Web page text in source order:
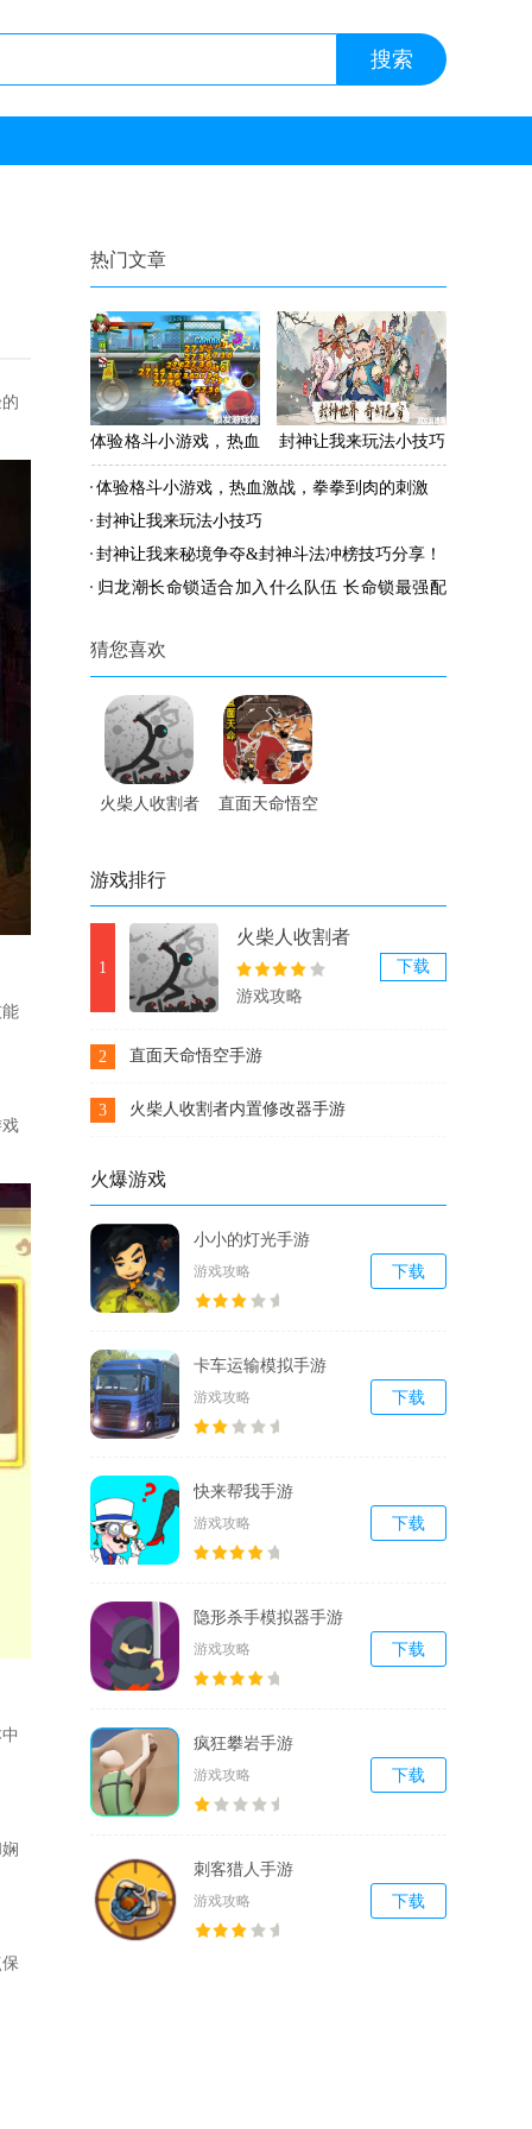
热门文章
体验格斗小游戏，热血
激战，拳拳到肉的刺激
封神让我来玩法小技巧
体验格斗小游戏，热血激战，拳拳到肉的刺激
封神让我来玩法小技巧
封神让我来秘境争夺&封神斗法冲榜技巧分享！
归龙潮长命锁适合加入什么队伍 长命锁最强配
猜您喜欢
火柴人收割者
直面天命悟空
游戏排行
1
火柴人收割者
内置修改器手
游
游戏攻略
下载
2 直面天命悟空手游
3 火柴人收割者内置修改器手游
火爆游戏
小小的灯光手游
游戏攻略 下载
卡车运输模拟手游
游戏攻略 下载
快来帮我手游
游戏攻略 下载
隐形杀手模拟器手游
游戏攻略 下载
疯狂攀岩手游
游戏攻略 下载
刺客猎人手游
游戏攻略 下载